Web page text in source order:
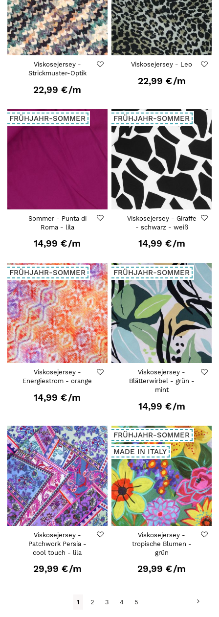
Viskosejersey -
Strickmuster-Optik
22,99 €/m
Viskosejersey - Leo
22,99 €/m
FRÜHJAHR-SOMMER
Sommer - Punta di
Roma - lila
14,99 €/m
FRÜHJAHR-SOMMER
Viskosejersey - Giraffe
- schwarz - weiß
14,99 €/m
FRÜHJAHR-SOMMER
Viskosejersey -
Energiestrom - orange
14,99 €/m
FRÜHJAHR-SOMMER
Viskosejersey -
Blätterwirbel - grün -
mint
14,99 €/m
Viskosejersey -
Patchwork Persia -
cool touch - lila
29,99 €/m
FRÜHJAHR-SOMMER
MADE IN ITALY
Viskosejersey -
tropische Blumen -
grün
29,99 €/m
Du
1 Seite
2 Seite
3 Seite
4 Seite
5